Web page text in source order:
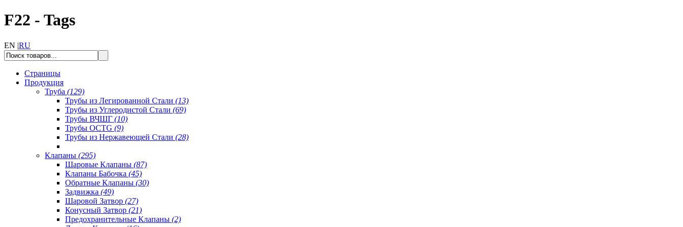
F22 - Tags
EN |RU
Страницы
Продукция
Труба (129)
Трубы из Легированной Стали (13)
Трубы из Углеродистой Стали (69)
Трубы ВЧШГ (10)
Трубы OCTG (9)
Трубы из Нержавеющей Стали (28)
Клапаны (295)
Шаровые Клапаны (87)
Клапаны Бабочка (45)
Обратные Клапаны (30)
Задвижка (49)
Шаровой Затвор (27)
Конусный Затвор (21)
Предохранительные Клапаны (2)